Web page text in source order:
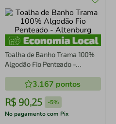
Toalha de Banho Trama 100%
Algodão Fio Penteado -
3.167 pontos
R$ 90,25 -5%
No pagamento com Pix